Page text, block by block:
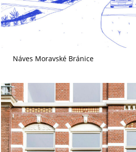
Náves Moravské Bránice